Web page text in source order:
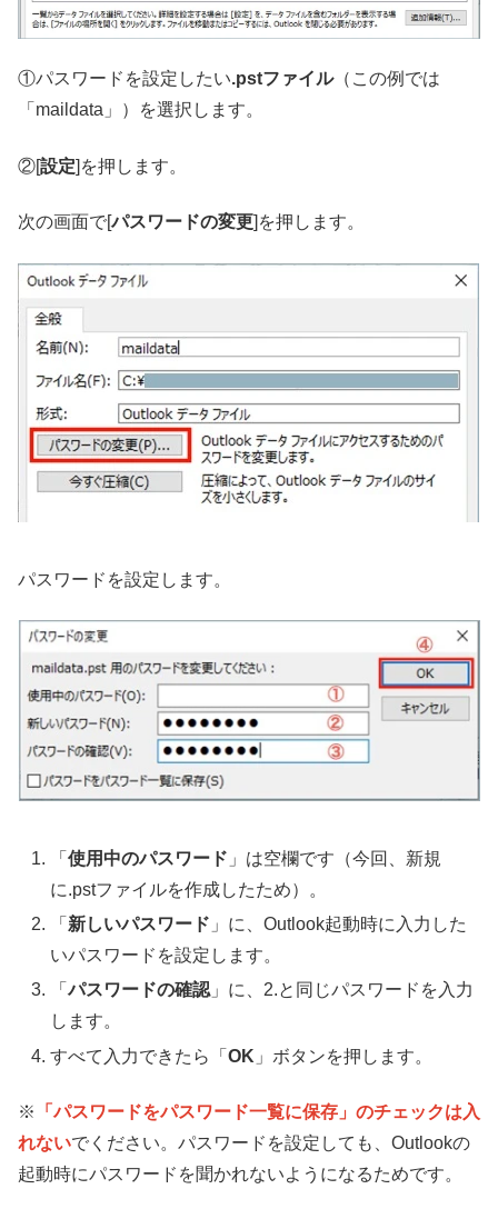
①パスワードを設定したい.pstファイル（この例では
「maildata」）を選択します。
②[設定]を押します。
次の画面で[パスワードの変更]を押します。
パスワードを設定します。
「使用中のパスワード 」は空欄です（今回、新規
に.pstファイルを作成したため）。
「 新しいパスワード 」に、Outlook起動時に入力した
いパスワードを設定します。
「パスワードの確認」に、2.と同じパスワードを入力
します。
すべて入力できたら「OK 」ボタンを押します。
※
「パスワードをパスワード一覧に保存」のチェックは入
れないでください。パスワードを設定しても、Outlookの
起動時にパスワードを聞かれないようになるためです。